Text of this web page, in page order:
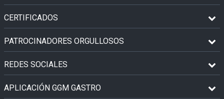
CERTIFICADOS
PATROCINADORES ORGULLOSOS
REDES SOCIALES
APLICACIÓN GGM GASTRO